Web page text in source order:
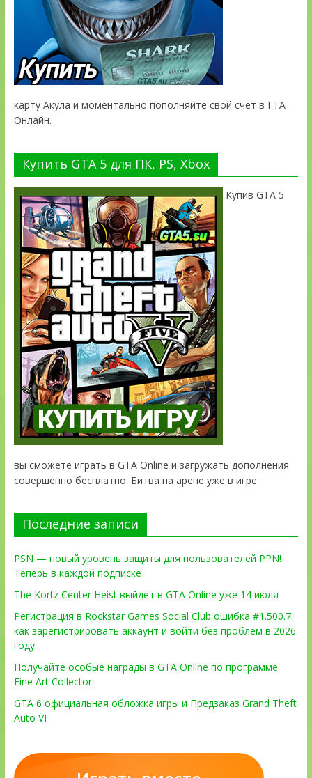
карту Акула и моментально пополняйте свой счёт в ГТА
Онлайн.
Купить GTA 5 для ПК, PS, Xbox
Купив GTA 5
вы сможете играть в GTA Online и загружать дополнения
совершенно бесплатно. Битва на арене уже в игре.
Последние записи
PSN — новый уровень защиты для пользователей PPN!
Теперь в каждой подписке
The Kortz Center Heist выйдет в GTA Online уже 14 июля
Регистрация в Rockstar Games Social Club ошибка #1.500.7:
как зарегистрировать аккаунт и войти без проблем в 2026
году
Получайте особые награды в GTA Online по программе
Fine Art Collector
GTA 6 официальная обложка игры и Предзаказ Grand Theft
Auto VI